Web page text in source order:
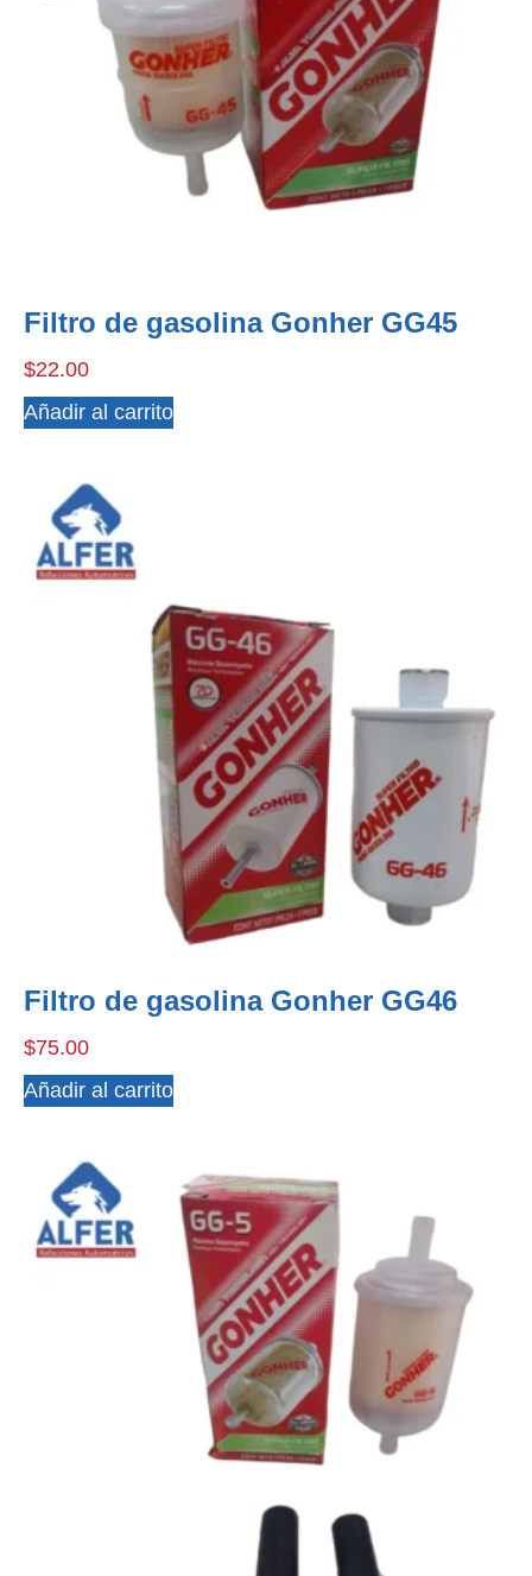
Filtro de gasolina Gonher GG45
$22.00
Añadir al carrito
Filtro de gasolina Gonher GG46
$75.00
Añadir al carrito